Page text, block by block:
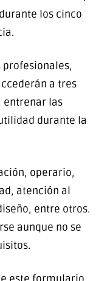
los cinco
profesionales,
a tres
entrenar las
durante la
operario,
atención al
entre otros.
aunque no se